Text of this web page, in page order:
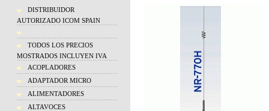
DISTRIBUIDOR
AUTORIZADO ICOM SPAIN
TODOS LOS PRECIOS
MOSTRADOS INCLUYEN IVA
ACOPLADORES
ADAPTADOR MICRO
ALIMENTADORES
ALTAVOCES